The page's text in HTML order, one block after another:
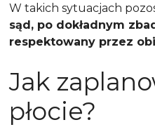
W takich sytuacjach
sąd, po dokładnym
respektowany przez
Jak
płocie?